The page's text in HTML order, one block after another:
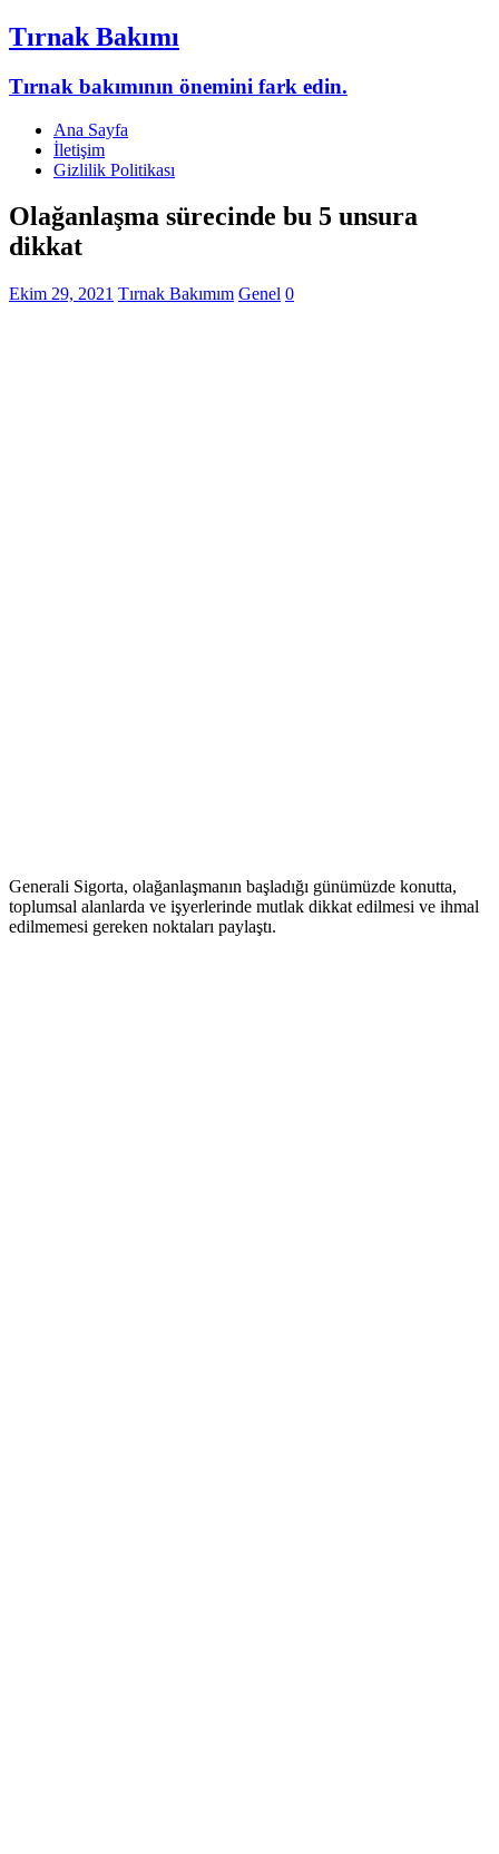
Tırnak Bakımı
Tırnak bakımının önemini fark edin.
Ana Sayfa
İletişim
Gizlilik Politikası
Olağanlaşma sürecinde bu 5 unsura
dikkat
Ekim 29, 2021 Tırnak Bakımım Genel 0
Generali Sigorta, olağanlaşmanın başladığı günümüzde konutta,
toplumsal alanlarda ve işyerlerinde mutlak dikkat edilmesi ve ihmal
edilmemesi gereken noktaları paylaştı.